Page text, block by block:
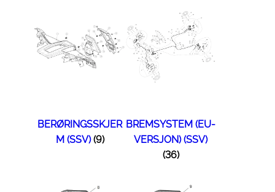
BERØRINGSSKJER
M (SSV)(9)
BREMSYSTEM (EU-
VERSJON) (SSV)
(36)